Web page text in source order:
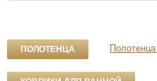
ПОЛОТЕНЦА